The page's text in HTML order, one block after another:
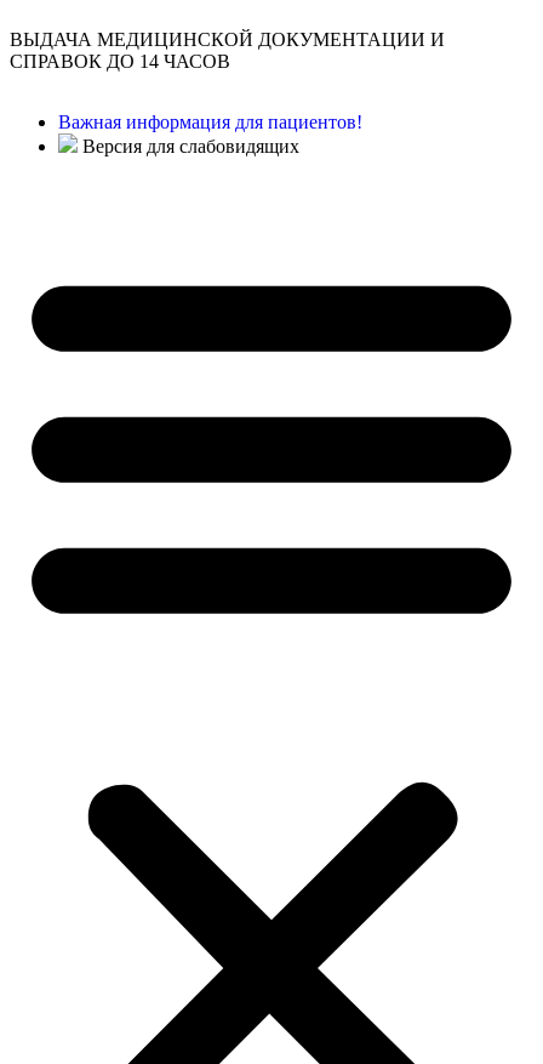
ВЫДАЧА МЕДИЦИНСКОЙ ДОКУМЕНТАЦИИ И
СПРАВОК ДО 14 ЧАСОВ
Важная информация для пациентов!
Версия для слабовидящих